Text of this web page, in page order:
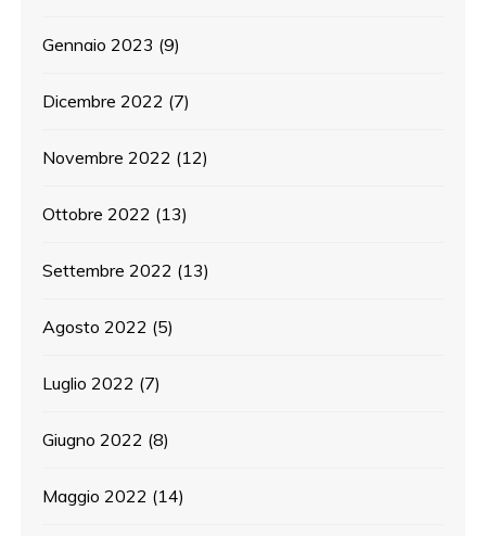
Gennaio 2023 (9)
Dicembre 2022 (7)
Novembre 2022 (12)
Ottobre 2022 (13)
Settembre 2022 (13)
Agosto 2022 (5)
Luglio 2022 (7)
Giugno 2022 (8)
Maggio 2022 (14)